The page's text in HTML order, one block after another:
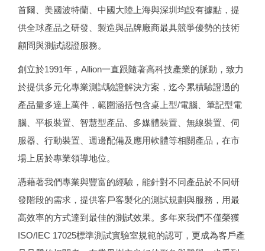
首爾、美國波特蘭、中國大陸上海與深圳均設有據點，提
供全球產品之研發、製造與品牌廠商最具競爭優勢的技術
顧問與測試認證服務。
創立於1991年，Allion一直跟隨著高科技產業的脈動，致力
於提供多元化專業測試驗證解決方案，迄今累積驗證過的
產品量多達上萬件，範圍涵括包含桌上型/電腦、筆記型電
腦、平板裝置、智慧型產品、多媒體裝置、無線裝置、伺
服器、行動裝置、週邊配備及應用軟體等相關產品，在市
場上居於專業領導地位。
憑藉著我們專業與豐富的經驗，能針對不同產品於不同研
發階段的需求，提供客戶客製化的測試規劃與服務，用最
高效率的方式達到最佳的測試效果。多年來我們不僅榮獲
ISO/IEC 17025標準測試實驗室規範的認可，更成為客戶產